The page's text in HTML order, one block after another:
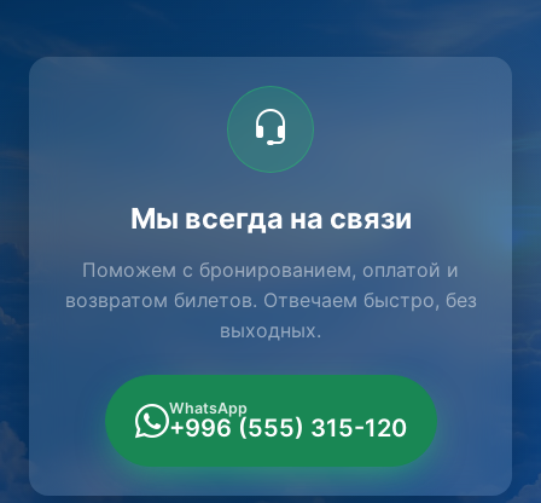
Мы всегда на связи
Поможем с бронированием, оплатой и
возвратом билетов. Отвечаем быстро, без
выходных.
WhatsApp
+996 (555) 315-120